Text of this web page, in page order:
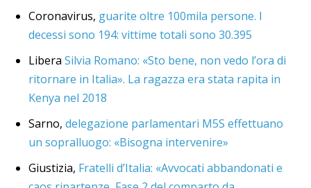
Coronavirus, guarite oltre 100mila persone. I
decessi sono 194: vittime totali sono 30.395
Libera Silvia Romano: «Sto bene, non vedo l’ora di
ritornare in Italia». La ragazza era stata rapita in
Kenya nel 2018
Sarno, delegazione parlamentari M5S effettuano
un sopralluogo: «Bisogna intervenire»
Giustizia, Fratelli d’Italia: «Avvocati abbandonati e